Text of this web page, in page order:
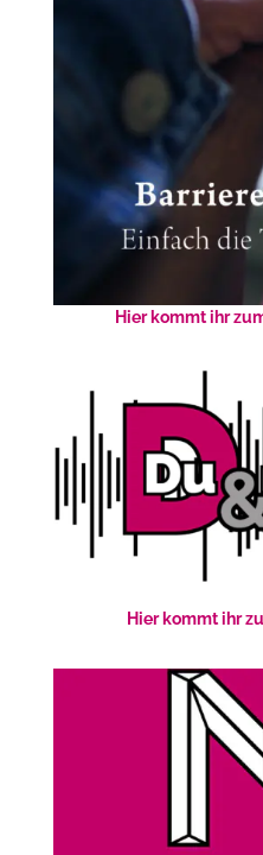
Hier kommt ihr
Hier kommt ihr